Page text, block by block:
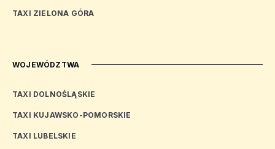
TAXI ZIELONA GÓRA
WOJEWÓDZTWA
TAXI DOLNOŚLĄSKIE
TAXI KUJAWSKO-POMORSKIE
TAXI LUBELSKIE